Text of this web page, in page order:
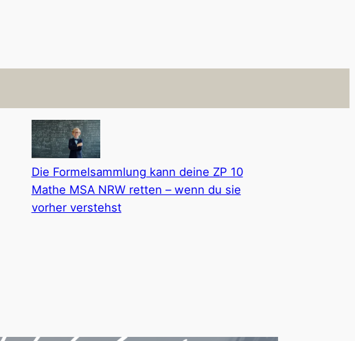
Die Formelsammlung kann deine ZP 10
Mathe MSA NRW retten – wenn du sie
vorher verstehst